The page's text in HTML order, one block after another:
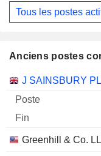
Tous les postes
Anciens postes
Sociétés Poste Fin
J SAINSBURY
Greenhill & Co.